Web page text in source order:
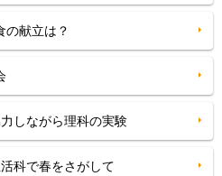
の献立は？
しながら理科の実験
科で春をさがして